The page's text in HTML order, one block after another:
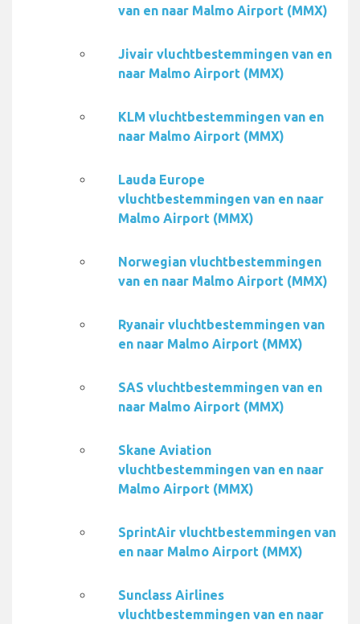
van en naar Malmo Airport (MMX)
Jivair vluchtbestemmingen van en
naar Malmo Airport (MMX)
KLM vluchtbestemmingen van en
naar Malmo Airport (MMX)
Lauda Europe
vluchtbestemmingen van en naar
Malmo Airport (MMX)
Norwegian vluchtbestemmingen
van en naar Malmo Airport (MMX)
Ryanair vluchtbestemmingen van
en naar Malmo Airport (MMX)
SAS vluchtbestemmingen van en
naar Malmo Airport (MMX)
Skane Aviation
vluchtbestemmingen van en naar
Malmo Airport (MMX)
SprintAir vluchtbestemmingen van
en naar Malmo Airport (MMX)
Sunclass Airlines
vluchtbestemmingen van en naar